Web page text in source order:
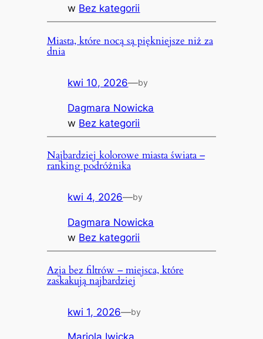
w Bez kategorii
Miasta, które nocą są piękniejsze niż za
dnia
kwi 10, 2026—by
Dagmara Nowicka
w Bez kategorii
Najbardziej kolorowe miasta świata –
ranking podróżnika
kwi 4, 2026—by
Dagmara Nowicka
w Bez kategorii
Azja bez filtrów – miejsca, które
zaskakują najbardziej
kwi 1, 2026—by